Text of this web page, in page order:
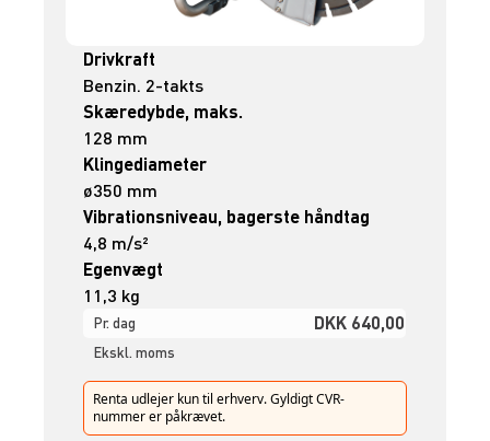
Drivkraft
Benzin. 2-takts
Skæredybde, maks.
128 mm
Klingediameter
ø350 mm
Vibrationsniveau, bagerste håndtag
4,8 m/s²
Egenvægt
11,3 kg
Pr. dag DKK 640,00
Ekskl. moms
Renta udlejer kun til erhverv. Gyldigt CVR-
nummer er påkrævet.